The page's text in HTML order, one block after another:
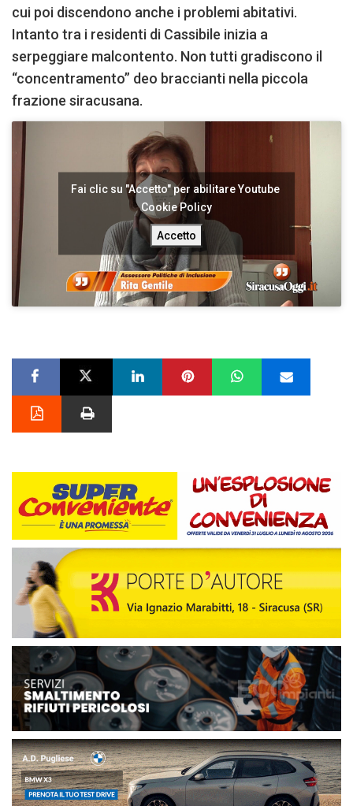
cui poi discendono anche i problemi abitativi.
Intanto tra i residenti di Cassibile inizia a
serpeggiare malcontento. Non tutti gradiscono il
“concentramento” deo braccianti nella piccola
frazione siracusana.
Fai clic su "Accetto" per abilitare Youtube
Cookie Policy
Accetto